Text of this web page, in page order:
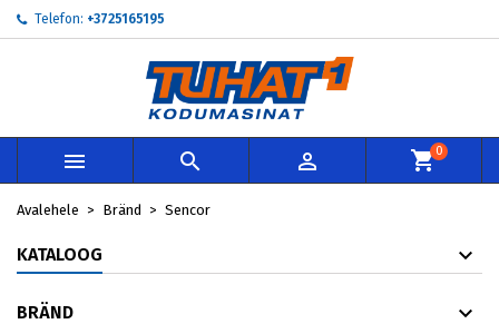
Telefon: +3725165195
   0
Avalehele Bränd Sencor
KATALOOG
BRÄND
My wishlists ×
Create new list
((modalTitle)) ×
((confirmMessage))
((cancelText)) ((modalDeleteText))
Loo soovinimekiri ×
Soovinimekirja nimi
Sisene ×
Te peate olema sisselogitud, et tooteid soovinimekirja